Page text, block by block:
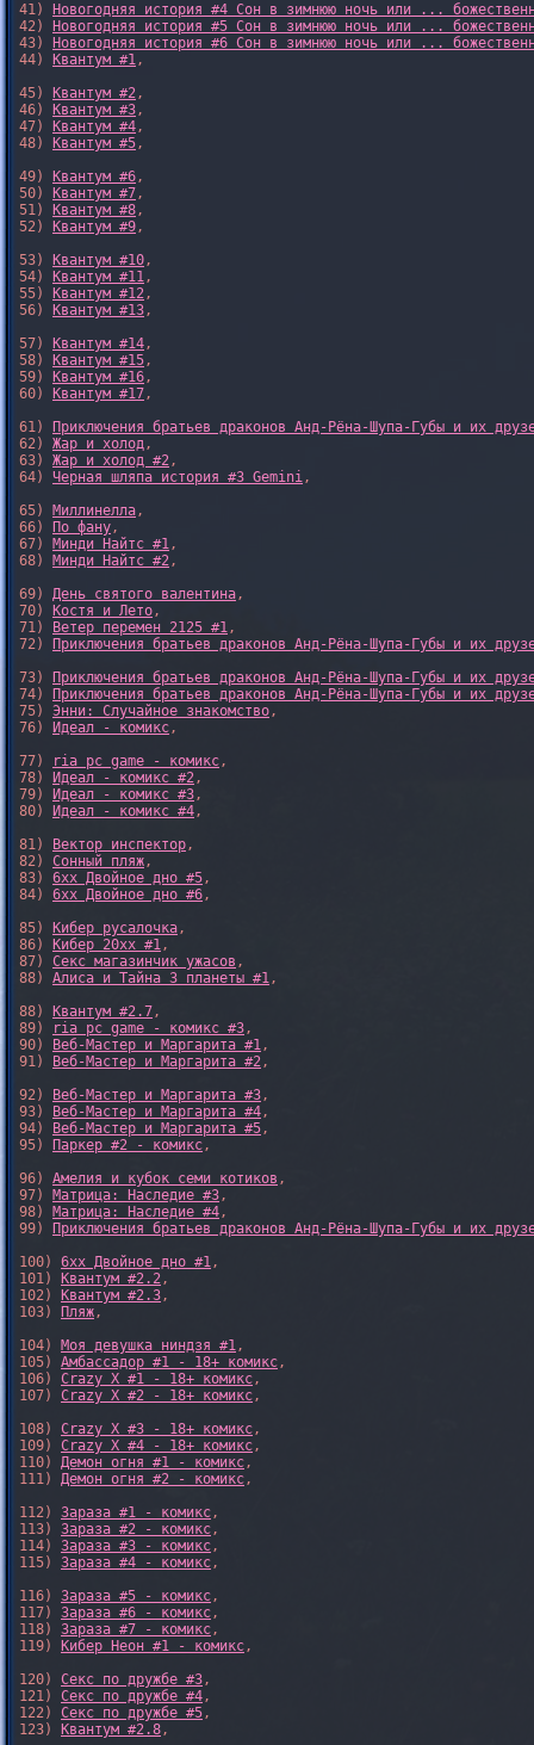
41)
Новогодняя история #4 Сон в зимнюю ночь или ...
42)
Новогодняя история #5 Сон в зимнюю ночь или ...
43)
Новогодняя история #6 Сон в зимнюю ночь или ...
44)
Квантум #1,
45)
Квантум #2,
46)
Квантум #3,
47)
Квантум #4,
48)
Квантум #5,
49)
Квантум #6,
50)
Квантум #7,
51)
Квантум #8,
52)
Квантум #9,
53)
Квантум #10,
54)
Квантум #11,
55)
Квантум #12,
56)
Квантум #13,
57)
Квантум #14,
58)
Квантум #15,
59)
Квантум #16,
60)
Квантум #17,
61)
Приключения братьев драконов Анд-Рёна-Шупа-Губы и их
62) Жар и холод,
63) Жар и холод #2,
64) Черная шляпа история #3 Gemini,
65) Миллинелла,
66)
По фану,
67) Минди Найтс #1,
68) Минди Найтс #2,
69) День святого валентина,
70)
Костя и Лето,
71)
Ветер перемен 2125 #1,
72)
Приключения братьев драконов Анд-Рёна-Шупа-Губы и их
73)
Приключения братьев драконов Анд-Рёна-Шупа-Губы и их
74)
Приключения братьев драконов Анд-Рёна-Шупа-Губы и их
75) Энни: Случайное знакомство,
76)
Идеал - комикс,
77)
ria pc game - комикс,
78)
Идеал - комикс #2,
79)
Идеал - комикс #3,
80)
Идеал - комикс #4,
81)
Вектор инспектор,
82) Сонный пляж,
83) 6xx Двойное дно #5,
84) 6xx Двойное дно #6,
85)
Кибер русалочка,
86)
Кибер 20xx #1,
87) Секс магазинчик ужасов ,
88) Алиса и Тайна 3 планеты #1,
88)
Квантум #2.7,
89)
ria pc game - комикс #3,
90)
Веб-Мастер и Маргарита #1,
91)
Веб-Мастер и Маргарита #2,
92)
Веб-Мастер и Маргарита #3,
93)
Веб-Мастер и Маргарита #4,
94)
Веб-Мастер и Маргарита #5,
95)
Паркер #2 - комикс,
96) Амелия и кубок семи котиков ,
97) Матрица: Наследие #3,
98) Матрица: Наследие #4,
99)
Приключения братьев драконов Анд-Рёна-Шупа-Губы и их
100) 6xx Двойное дно #1,
101)
Квантум #2.2,
102)
Квантум #2.3,
103)
Пляж,
104) Моя девушка ниндзя #1,
105) Амбассадор #1 - 18+ комикс,
106) Crazy X #1 - 18+ комикс,
107) Crazy X #2 - 18+ комикс,
108) Crazy X #3 - 18+ комикс,
109) Crazy X #4 - 18+ комикс,
110) Демон огня #1 - комикс,
111) Демон огня #2 - комикс,
112) Зараза #1 - комикс,
113) Зараза #2 - комикс,
114) Зараза #3 - комикс,
115) Зараза #4 - комикс,
116) Зараза #5 - комикс,
117) Зараза #6 - комикс,
118) Зараза #7 - комикс,
119)
Кибер Неон #1 - комикс,
120) Секс по дружбе #3,
121) Секс по дружбе #4,
122) Секс по дружбе #5,
123)
Квантум #2.8,